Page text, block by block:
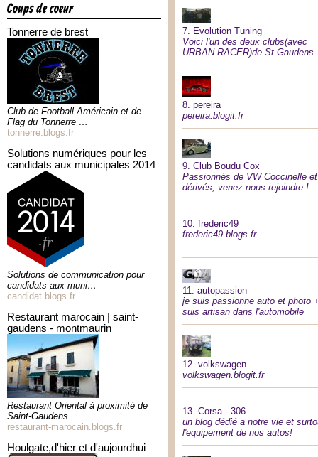
coups de coeur
tonnerre de brest
Club de Football Américain et de
Flag du Tonnerre …
tonnerre.blogs.fr
solutions numériques pour les
candidats aux municipales 2014
Solutions de communication pour
candidats aux muni…
candidat.blogs.fr
restaurant marocain | saint-
gaudens - montmaurin
Restaurant Oriental à proximité de
Saint-Gaudens
restaurant-marocain.blogs.fr
houlgate,d'hier et d'aujourdhui
7. Evolution Tuning
Voici l'un des deux clubs(avec
URBAN RACER)de St Gaudens.
8. pereira
pereira.blogit.fr
9. Club Boudu Cox
Passionnés de VW Coccinelle et
dérivés, venez nous rejoindre !
10. frederic49
frederic49.blogs.fr
11. autopassion
je suis passionne auto et photo
suis artisan dans l'automobile
12. volkswagen
volkswagen.blogit.fr
13. Corsa - 306
un blog dédié a notre vie et
l'equipement de nos autos!